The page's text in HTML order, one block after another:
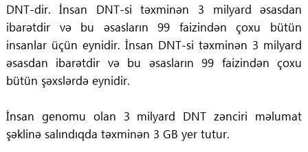
DNT-dir. İnsan DNT-si təxminən 3 milyard əsasdan
ibarətdir və bu əsasların 99 faizindən çoxu bütün
insanlar üçün eynidir. İnsan DNT-si təxminən 3 milyard
əsasdan ibarətdir və bu əsasların 99 faizindən çoxu
bütün şəxslərdə eynidir.
İnsan genomu olan 3 milyard DNT zənciri məlumat
şəklinə salındıqda təxminən 3 GB yer tutur.